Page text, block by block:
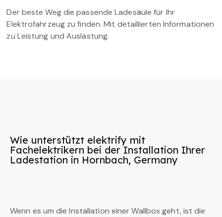
Der beste Weg die passende Ladesäule für Ihr
Elektrofahrzeug zu finden. Mit detaillierten Informationen
zu Leistung und Auslastung.
Wie unterstützt elektrify mit
Fachelektrikern bei der Installation Ihrer
Ladestation in Hornbach, Germany
Wenn es um die Installation einer Wallbox geht, ist die